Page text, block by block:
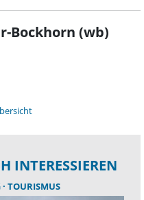
Bockhorn (wb)
INTERESSIEREN
TOURISMUS